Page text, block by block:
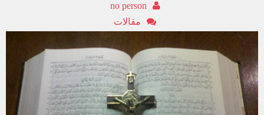
no person
مقالات